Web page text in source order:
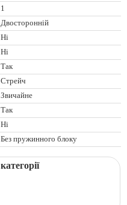
1
Двосторонній
Ні
Ні
Так
Стрейч
Звичайне
Так
Ні
Без пружинного блоку